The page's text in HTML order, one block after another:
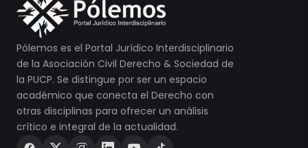
Pólemos es el Portal Jurídico Interdisciplinario
de la Asociación Civil Derecho & Sociedad de
la PUCP. Se distingue por ser un espacio
académico que conecta el Derecho con
otras disciplinas para ofrecer un análisis
crítico e integral de la actualidad.